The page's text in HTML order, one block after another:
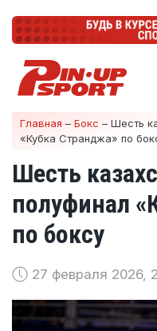
Главная – Бокс – Шесть
«Кубка Странджа» по
Шесть
полуфинал
по боксу
27 февраля 2026,